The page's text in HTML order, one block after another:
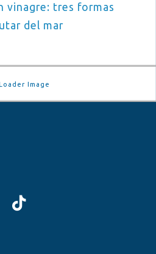
vinagre: tres formas
del mar